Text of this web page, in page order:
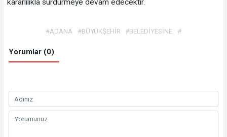
kararlılıkla sürdürmeye devam edecektir.
#ADANA #BÜYÜKŞEHİR #BELEDİYESİNE #
Yorumlar (0)